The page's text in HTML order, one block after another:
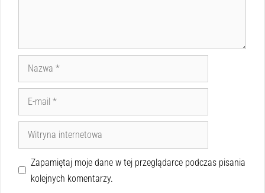
Zapamiętaj moje dane w tej przeglądarce podczas pisania
kolejnych komentarzy.